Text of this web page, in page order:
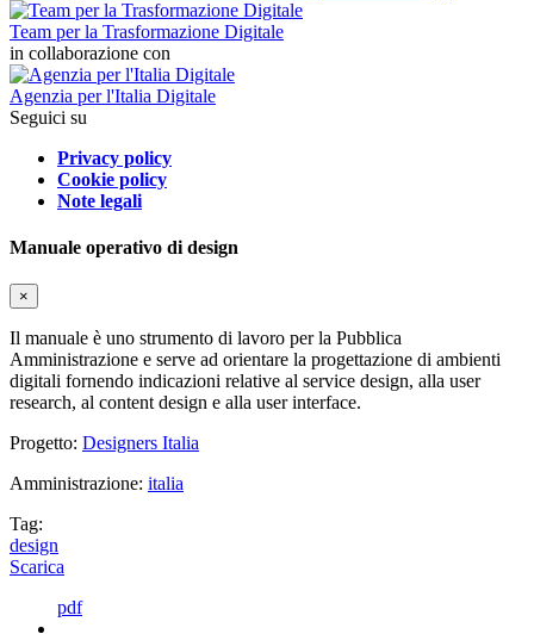
Team per la Trasformazione Digitale
in collaborazione con
Agenzia per l'Italia Digitale
Seguici su
Privacy policy
Cookie policy
Note legali
Manuale operativo di design
×
Il manuale è uno strumento di lavoro per la Pubblica
Amministrazione e serve ad orientare la progettazione di ambienti
digitali fornendo indicazioni relative al service design, alla user
research, al content design e alla user interface.
Progetto: Designers Italia
Amministrazione: italia
Tag:
design
Scarica
pdf